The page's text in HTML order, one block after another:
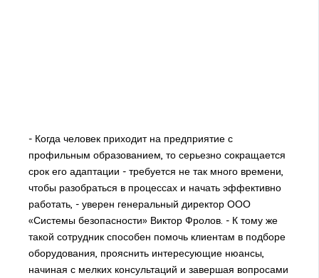
- Когда человек приходит на предприятие с
профильным образованием, то серьезно сокращается
срок его адаптации - требуется не так много времени,
чтобы разобраться в процессах и начать эффективно
работать, - уверен генеральный директор ООО
«Системы безопасности» Виктор Фролов. - К тому же
такой сотрудник способен помочь клиентам в подборе
оборудования, прояснить интересующие нюансы,
начиная с мелких консультаций и завершая вопросами